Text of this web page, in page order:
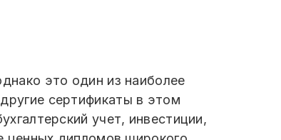
это один из наиболее
сертификаты в этом
учет, инвестиции,